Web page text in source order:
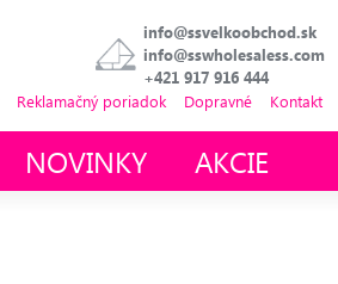
info@ssvelkoobchod.sk
info@sswholesaless.com
+421 917 916 444
Reklamačný poriadok Dopravné Kontakt
NOVINKY AKCIE